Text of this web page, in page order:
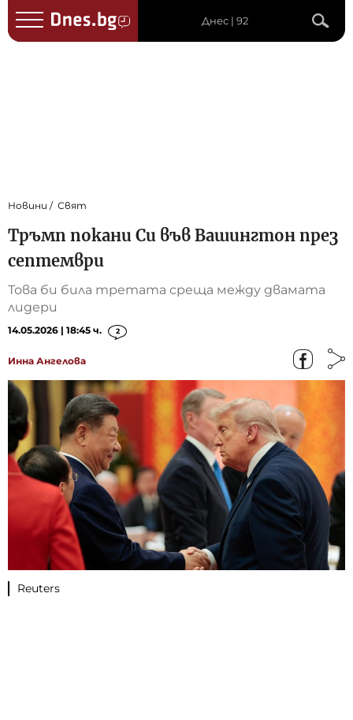
Днес | 92
Новини Свят
Тръмп покани Си във Вашингтон през
септември
Това би била третата среща между двамата
лидери
14.05.2026 | 18:45 ч. 2
Инна Ангелова
Reuters